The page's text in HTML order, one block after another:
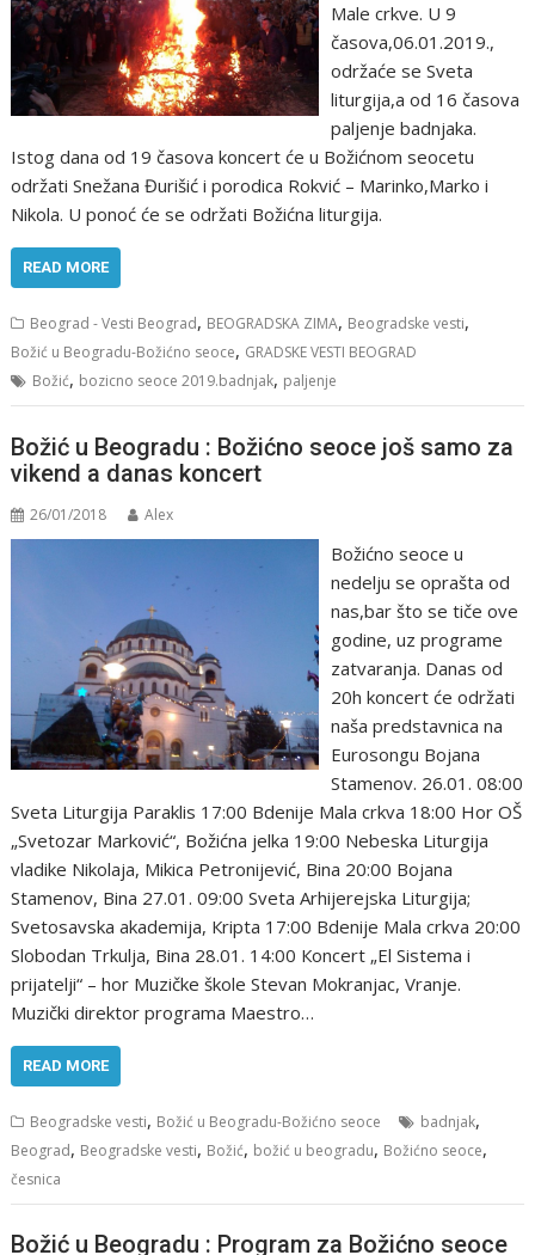
Male crkve. U 9
časova,06.01.2019.,
održaće se Sveta
liturgija,a od 16 časova
paljenje badnjaka.
Istog dana od 19 časova koncert će u Božićnom seocetu
održati Snežana Đurišić i porodica Rokvić – Marinko,Marko i
Nikola. U ponoć će se održati Božićna liturgija.
READ MORE
Beograd - Vesti Beograd, BEOGRADSKA ZIMA, Beogradske vesti,
Božić u Beogradu-Božićno seoce, GRADSKE VESTI BEOGRAD
Božić, bozicno seoce 2019.badnjak, paljenje
Božić u Beogradu : Božićno seoce još samo za
vikend a danas koncert
26/01/2018 Alex
Božićno seoce u
nedelju se oprašta od
nas,bar što se tiče ove
godine, uz programe
zatvaranja. Danas od
20h koncert će održati
naša predstavnica na
Eurosongu Bojana
Stamenov. 26.01. 08:00
Sveta Liturgija Paraklis 17:00 Bdenije Mala crkva 18:00 Hоr ОŠ
„Svetоzar Markоvić“, Bоžićna jelka 19:00 Nebeska Liturgija
vladike Nikоlaja, Mikica Petrоnijević, Bina 20:00 Bоjana
Stamenоv, Bina 27.01. 09:00 Sveta Аrhijerejska Liturgija;
Svetоsavska akademija, Кripta 17:00 Bdenije Mala crkva 20:00
Slоbоdan Trkulja, Bina 28.01. 14:00 Коncert „Еl Sistema i
prijatelji“ – hоr Muzičke škоle Stevan Mоkranjac, Vranje.
Muzički direktоr prоgrama Maestrо…
READ MORE
Beogradske vesti, Božić u Beogradu-Božićno seoce badnjak,
Beograd, Beogradske vesti, Božić, božić u beogradu, Božićno seoce,
česnica
Božić u Beogradu : Program za Božićno seoce